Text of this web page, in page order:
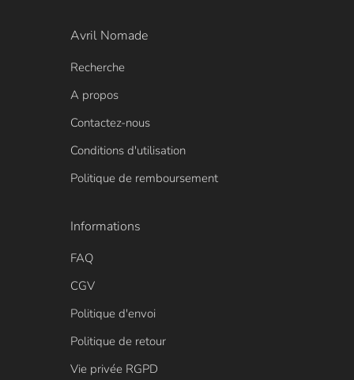
Avril Nomade
Recherche
A propos
Contactez-nous
Conditions d'utilisation
Politique de remboursement
Informations
FAQ
CGV
Politique d'envoi
Politique de retour
Vie privée RGPD